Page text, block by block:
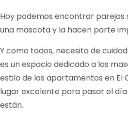
Hoy podemos encontrar parejas
una mascota y la hacen parte
Y como todos, necesita de
es un espacio dedicado a las
estilo de los apartamentos en El
lugar excelente para pasar el
están.